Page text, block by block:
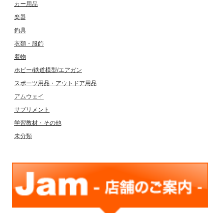
カー用品
楽器
釣具
衣類・服飾
着物
ホビー/鉄道模型/エアガン
スポーツ用品・アウトドア用品
アムウェイ
サプリメント
学習教材・その他
未分類